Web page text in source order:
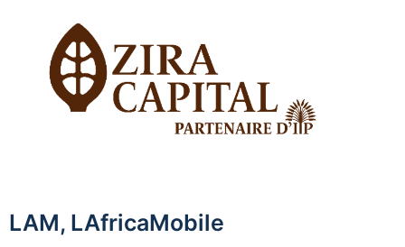
LAM, LAfricaMobile